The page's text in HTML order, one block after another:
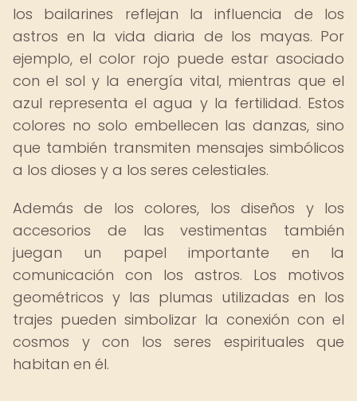
los bailarines reflejan la influencia de los
astros en la vida diaria de los mayas. Por
ejemplo, el color rojo puede estar asociado
con el sol y la energía vital, mientras que el
azul representa el agua y la fertilidad. Estos
colores no solo embellecen las danzas, sino
que también transmiten mensajes simbólicos
a los dioses y a los seres celestiales.
Además de los colores, los diseños y los
accesorios de las vestimentas también
juegan un papel importante en la
comunicación con los astros. Los motivos
geométricos y las plumas utilizadas en los
trajes pueden simbolizar la conexión con el
cosmos y con los seres espirituales que
habitan en él.